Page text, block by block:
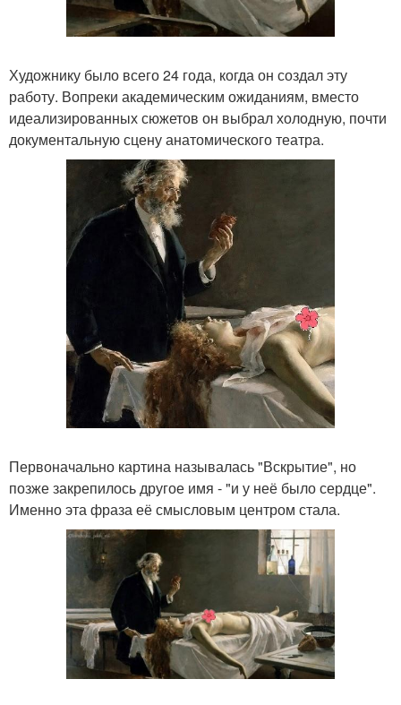
Художнику было всего 24 года, когда он создал эту
работу. Вопреки академическим ожиданиям, вместо
идеализированных сюжетов он выбрал холодную, почти
документальную сцену анатомического театра.
Первоначально картина называлась "Вскрытие", но
позже закрепилось другое имя - "и у неё было сердце".
Именно эта фраза её смысловым центром стала.